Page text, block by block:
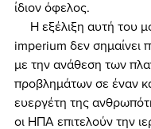
ίδιον όφελος.
imperium δεν σημαίνει
με την ανάθεση των
προβλημάτων σε έναν
ευεργέτη της
οι ΗΠΑ επιτελούν την